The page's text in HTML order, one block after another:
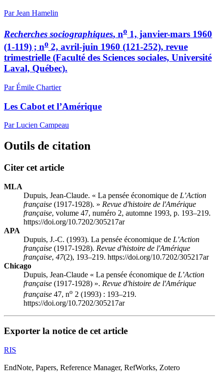
Par Jean Hamelin
Recherches sociographiques, no 1, janvier-mars 1960
(1-119) ; no 2, avril-juin 1960 (121-252), revue
trimestrielle (Faculté des Sciences sociales, Université
Laval, Québec).
Par Émile Chartier
Les Cabot et l’Amérique
Par Lucien Campeau
Outils de citation
Citer cet article
MLA
Dupuis, Jean-Claude. « La pensée économique de L’Action
française (1917-1928). » Revue d'histoire de l'Amérique
française, volume 47, numéro 2, automne 1993, p. 193–219.
https://doi.org/10.7202/305217ar
APA
Dupuis, J.-C. (1993). La pensée économique de L’Action
française (1917-1928). Revue d'histoire de l'Amérique
française, 47(2), 193–219. https://doi.org/10.7202/305217ar
Chicago
Dupuis, Jean-Claude « La pensée économique de L’Action
française (1917-1928) ». Revue d'histoire de l'Amérique
française 47, no 2 (1993) : 193–219.
https://doi.org/10.7202/305217ar
Exporter la notice de cet article
RIS
EndNote, Papers, Reference Manager, RefWorks, Zotero